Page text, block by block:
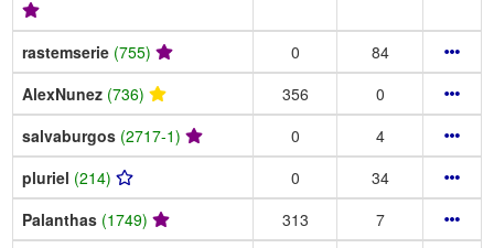
rastemserie (755) 0
84
AlexNunez (736) 356
0
salvaburgos (2717-1) 0
4
pluriel (214) 0
34
Palanthas (1749) 313
7